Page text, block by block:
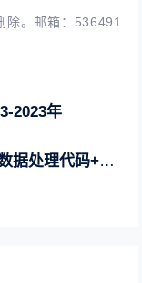
。邮箱： 536491
2023年
+结果2004-2024年